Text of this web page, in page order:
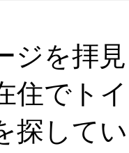
ジを拝
住でト
探して